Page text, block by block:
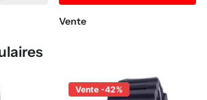
Vente
Vente -42%